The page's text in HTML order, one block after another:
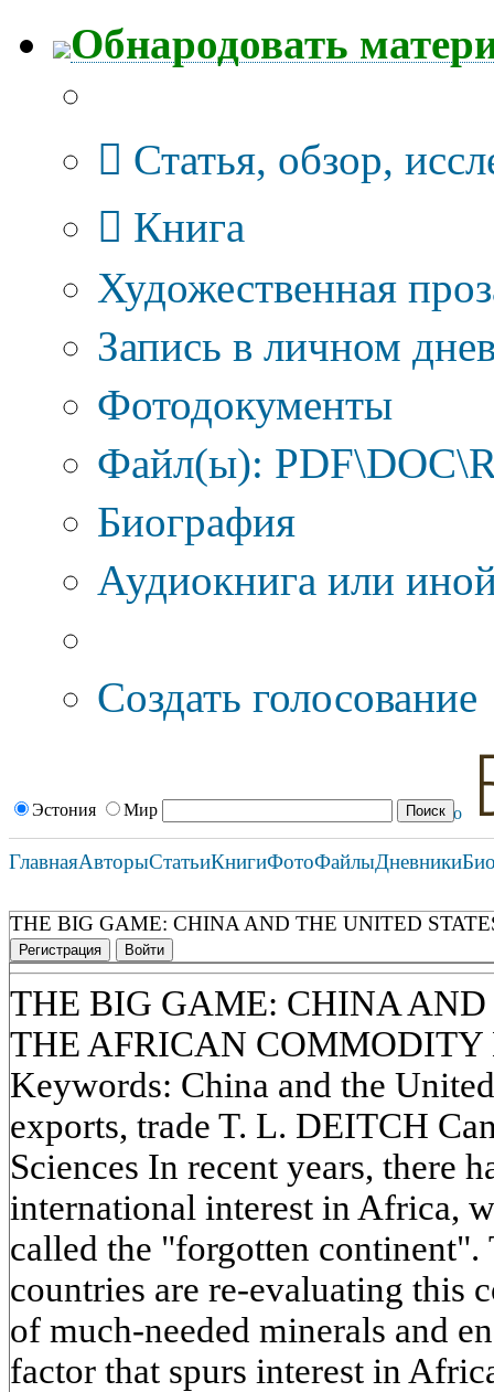
Обнародовать
Статья, обзор,
Книга
Художественная
Запись в личном
Фотодокументы
Файл(ы):
Биография
Аудиокнига или
Создать голосование
Эстония Мир
ГлавнаяАвторыСтатьиКнигиФотоФайлыДневники
THE BIG GAME: CHINA AND THE UNITED
Регистрация Войти
THE BIG GAME: CHINA
THE AFRICAN COMMODITY
Keywords: China and the
exports, trade T. L. DEITCH
Sciences In recent years, there
international interest in Africa,
called the "forgotten continent".
countries are re-evaluating this
of much-needed minerals and
factor that spurs interest in